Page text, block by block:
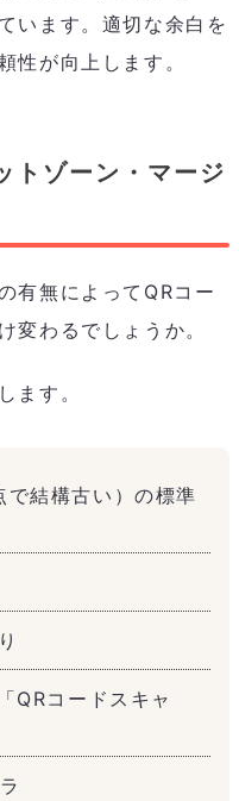
います。適切な余白を
性が向上します。
トゾーン・マージ
有無によってQRコー
変わるでしょうか。
ます。
結構古い）の標準
コードスキャ